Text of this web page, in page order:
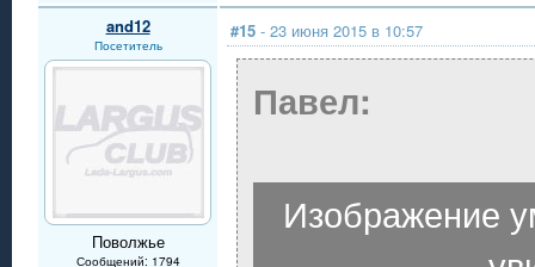
and12
Посетитель
Поволжье
Сообщений: 1794
#15 - 23 июня 2015 в 10:57
Павел:
Изображение